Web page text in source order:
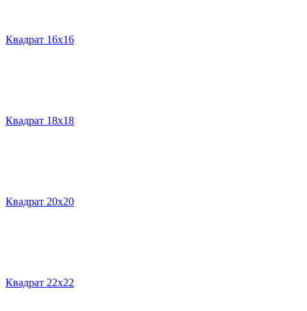
Квадрат 16х16
Квадрат 18х18
Квадрат 20х20
Квадрат 22х22